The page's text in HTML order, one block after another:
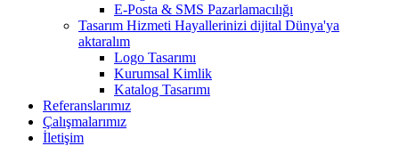
E-Posta & SMS Pazarlamacılığı
Tasarım Hizmeti Hayallerinizi dijital Dünya'ya
aktaralım
Logo Tasarımı
Kurumsal Kimlik
Katalog Tasarımı
Referanslarımız
Çalışmalarımız
İletişim